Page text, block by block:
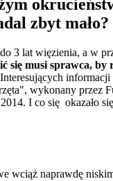
zbyt mało?
3 lat więzienia, a w
musi sprawca, by
Interesujących
wykonany przez
I co się okazało
wciąż naprawdę